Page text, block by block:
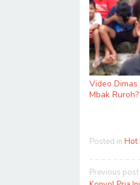
Video
Mbak
Posted in Hot
Post
Previous post